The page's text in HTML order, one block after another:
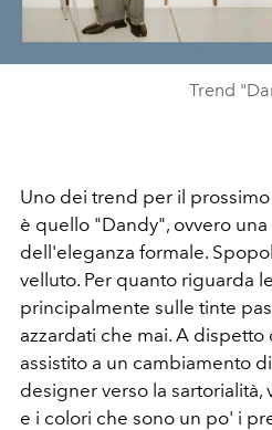
Trend
Uno dei trend per il
è quello "Dandy", ovvero una
dell'eleganza formale.
velluto. Per quanto riguarda
principalmente sulle tinte
azzardati che mai. A dispetto
assistito a un cambiamento
designer verso la sartorialità,
e i colori che sono un po' i